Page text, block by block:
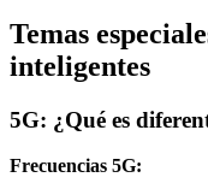
Temas
inteligentes
5G: ¿Qué es
Frecuencias 5G: